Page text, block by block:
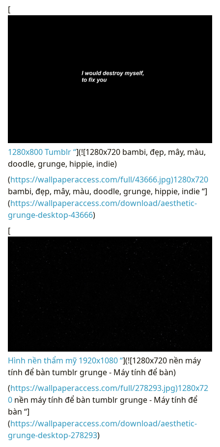
[
1280x800 Tumblr “](![1280x720 bambi, đẹp, mây, màu,
doodle, grunge, hippie, indie)
(https://wallpaperaccess.com/full/43666.jpg)1280x720
bambi, đẹp, mây, màu, doodle, grunge, hippie, indie “]
(https://wallpaperaccess.com/download/aesthetic-
grunge-desktop-43666)
[
Hình nền thẩm mỹ 1920x1080 “](![1280x720 nền máy
tính để bàn tumblr grunge - Máy tính để bàn)
(https://wallpaperaccess.com/full/278293.jpg)1280x72
0 nền máy tính để bàn tumblr grunge - Máy tính để
bàn “]
(https://wallpaperaccess.com/download/aesthetic-
grunge-desktop-278293)